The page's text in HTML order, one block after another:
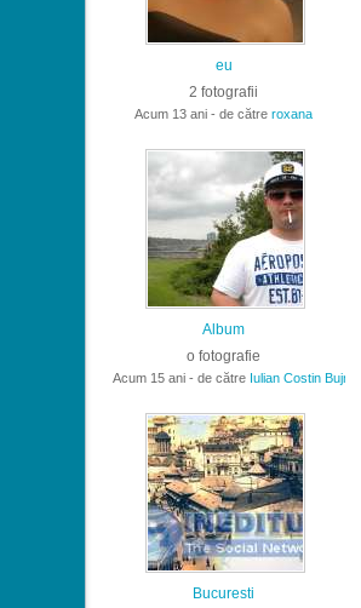
eu
2 fotografii
Acum 13 ani - de cătreroxana
Album
o fotografie
Acum 15 ani - de către Iulian Costin Bujniga
Bucuresti